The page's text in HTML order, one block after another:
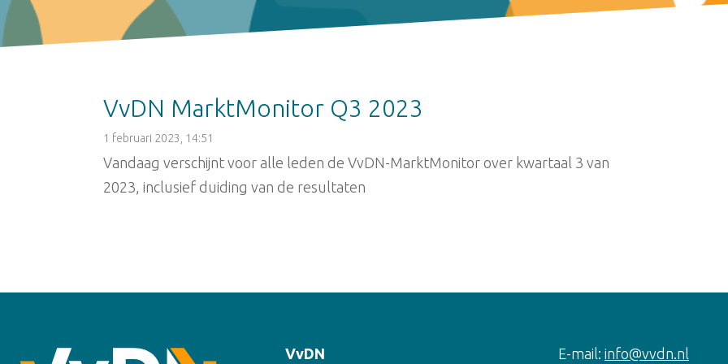
VvDN MarktMonitor Q3 2023
1 februari 2023, 14:51
Vandaag verschijnt voor alle leden de VvDN-MarktMonitor over kwartaal 3 van
2023, inclusief duiding van de resultaten
VvDN E-mail: info@vvdn.nl